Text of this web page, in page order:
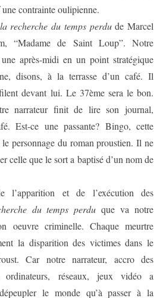
contrainte oulipienne.
recherche du temps perdude Marcel
“Madame de Saint Loup”. Notre
après-midi en un point stratégique
disons, à la terrasse d’un café. Il
devant lui. Le 37ème sera le bon.
narrateur finit de lire son journal,
Est-ce une passante? Bingo, cette
le personnage du roman proustien. Il ne
celle que le sort a baptisé d’un nom de
l’apparition et de l’exécution des
du temps perdu que va notre
oeuvre criminelle. Chaque meurtre
la disparition des victimes dans le
Car notre narrateur, accro des
ordinateurs, réseaux, jeux vidéo a
le monde qu’à passer à la